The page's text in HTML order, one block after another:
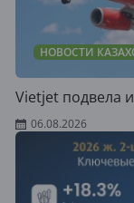
НОВОСТИ
Vietjet подвела
06.08.2026